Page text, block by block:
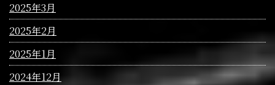
2025年3月
2025年2月
2025年1月
2024年12月